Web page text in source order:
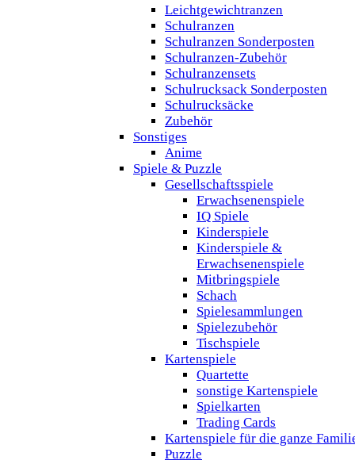
Leichtgewichtranzen
Schulranzen
Schulranzen Sonderposten
Schulranzen-Zubehör
Schulranzensets
Schulrucksack Sonderposten
Schulrucksäcke
Zubehör
Sonstiges
Anime
Spiele & Puzzle
Gesellschaftsspiele
Erwachsenenspiele
IQ Spiele
Kinderspiele
Kinderspiele &
Erwachsenenspiele
Mitbringspiele
Schach
Spielesammlungen
Spielezubehör
Tischspiele
Kartenspiele
Quartette
sonstige Kartenspiele
Spielkarten
Trading Cards
Kartenspiele für die ganze
Puzzle